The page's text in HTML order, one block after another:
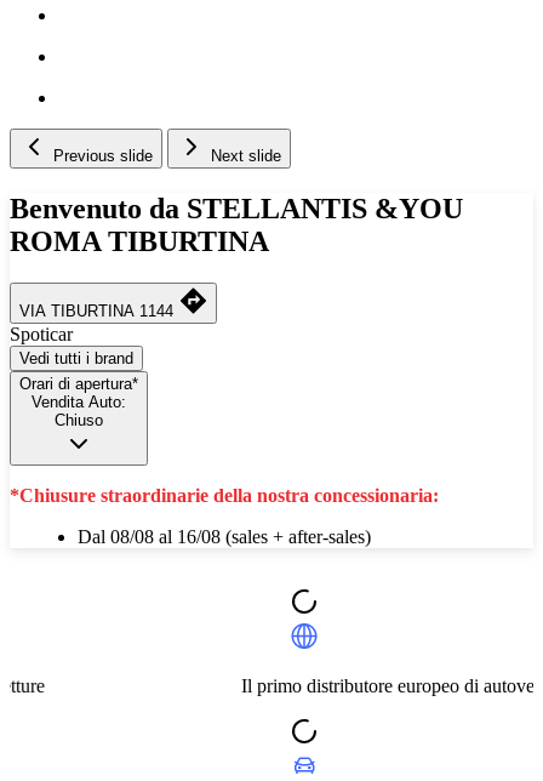
Previous slide Next slide
Benvenuto da STELLANTIS &YOU
ROMA TIBURTINA
VIA TIBURTINA 1144
Spoticar
Vedi tutti i brand
Orari di apertura*
Vendita Auto:
Chiuso
*Chiusure straordinarie della nostra concessionaria:
Dal 08/08 al 16/08 (sales + after-sales)
Il primo distributore europeo di autovetture